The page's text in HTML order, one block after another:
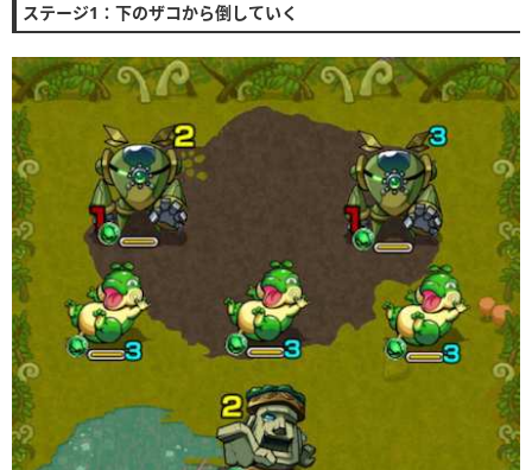
ステージ1：下のザコから倒していく